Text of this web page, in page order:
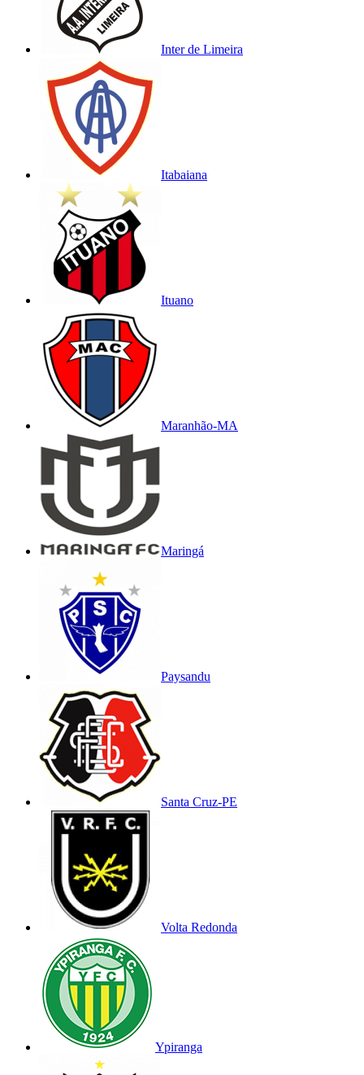
Inter de Limeira
Itabaiana
Ituano
Maranhão-MA
Maringá
Paysandu
Santa Cruz-PE
Volta Redonda
Ypiranga